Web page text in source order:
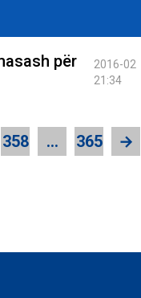
për
2016-02
21:34
358 … 365 →